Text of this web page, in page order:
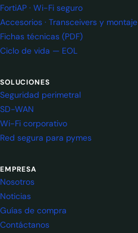
FortiAP · Wi-Fi seguro
Accesorios · Transceivers y montaje
Fichas técnicas (PDF)
Ciclo de vida — EOL
SOLUCIONES
Seguridad perimetral
SD-WAN
Wi-Fi corporativo
Red segura para pymes
EMPRESA
Nosotros
Noticias
Guías de compra
Contáctanos